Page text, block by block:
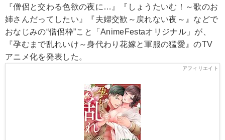
『僧侶と交わる色欲の夜に…』『しょうたいむ！～歌のお
姉さんだってしたい』『夫婦交歓～戻れない夜～』などで
おなじみの“僧侶枠”こと「AnimeFestaオリジナル」が、
『孕むまで乱れいけ～身代わり花嫁と軍服の猛愛』のTV
アニメ化を発表した。